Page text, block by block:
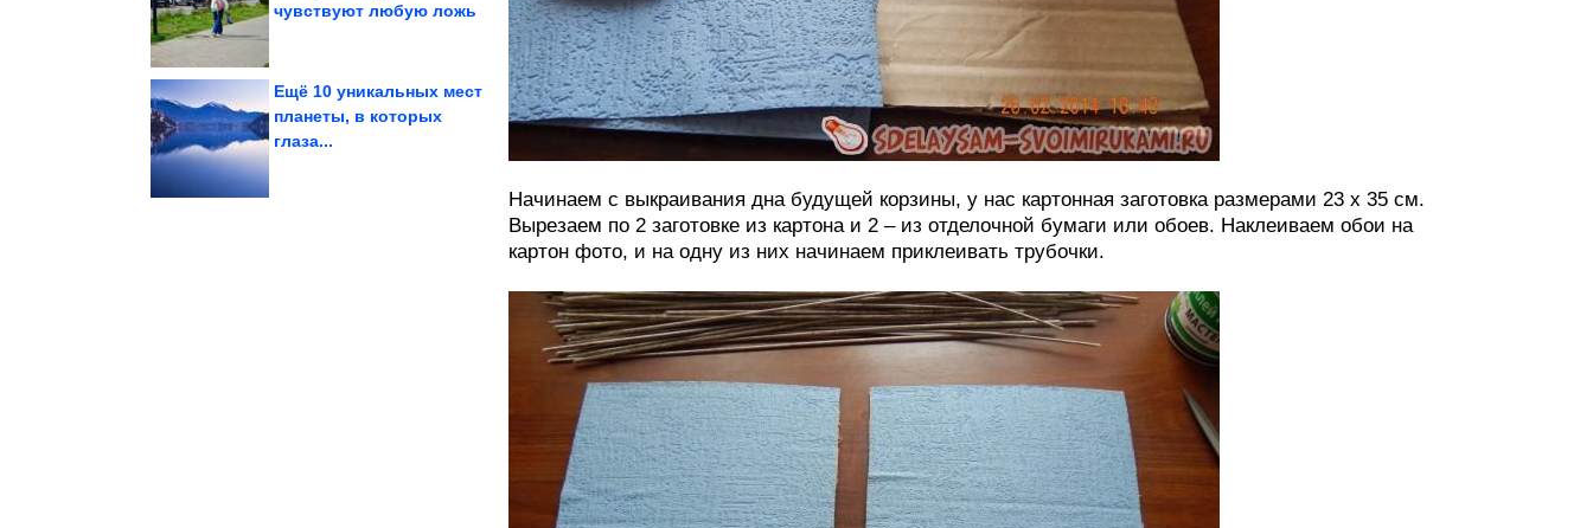
чувствуют любую ложь
Супругов из России
Ещё 10 уникальных мест
планеты, в которых
глаза...
неудачников по знаку
Начинаем с выкраивания дна будущей корзины, у нас картонная заготовка размерами 23 х 35 см.
Вырезаем по 2 заготовке из картона и 2 – из отделочной бумаги или обоев. Наклеиваем обои на
картон фото, и на одну из них начинаем приклеивать трубочки.